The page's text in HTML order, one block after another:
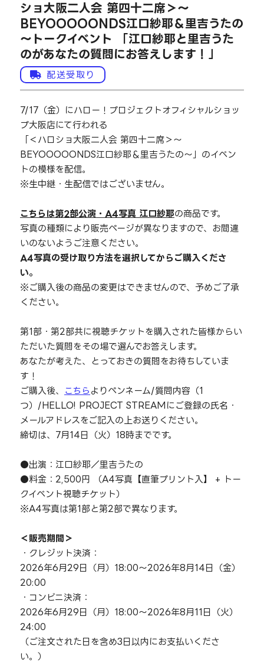
ショ大阪二人会 第四十二席＞～
BEYOOOOONDS江口紗耶＆里吉うたの
～トークイベント 「江口紗耶と里吉うた
のがあなたの質問にお答えします！」
配送受取り
7/17（金）にハロー！プロジェクトオフィシャルショッ
プ大阪店にて行われる
「＜ハロショ大阪二人会 第四十二席＞～
BEYOOOOONDS江口紗耶＆里吉うたの～」のイベン
トの模様を配信。
※生中継・生配信ではございません。
こちらは第2部公演・A4写真 江口紗耶の商品です。
写真の種類により販売ページが異なりますので、お間違
いのないようご注意ください。
A4写真の受け取り方法を選択してからご購入くださ
い。
※ご購入後の商品の変更はできませんので、予めご了承
ください。
第1部・第2部共に視聴チケットを購入された皆様からい
ただいた質問をその場で選んでお答えします。
あなたが考えた、とっておきの質問をお待ちしていま
す！
ご購入後、
こちら よりペンネーム/質問内容（1
つ）/HELLO! PROJECT STREAMにご登録の氏名・
メールアドレスをご記入の上お送りください。
締切は、7月14日（火）18時までです。
●出演：江口紗耶／里吉うたの
●料金：2,500円 （A4写真【直筆プリント入】 + トー
クイベント視聴チケット）
※A4写真は第1部と第2部で異なります。
＜販売期間＞
・クレジット決済：
2026年6月29日（月）18:00～2026年8月14日（金）
20:00
・コンビニ決済：
2026年6月29日（月）18:00～2026年8月11日（火）
24:00
（ご注文された日を含め3日以内にお支払いくださ
い。）